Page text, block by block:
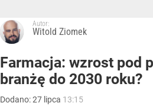
Autor:
Witold Ziomek
Farmacja: wzrost pod
branżę do 2030 roku?
Dodano:27 lipca 13:15